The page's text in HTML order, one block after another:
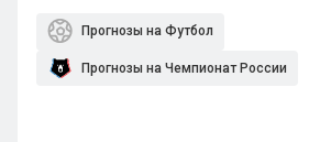
Прогнозы на Футбол
Прогнозы на Чемпионат России